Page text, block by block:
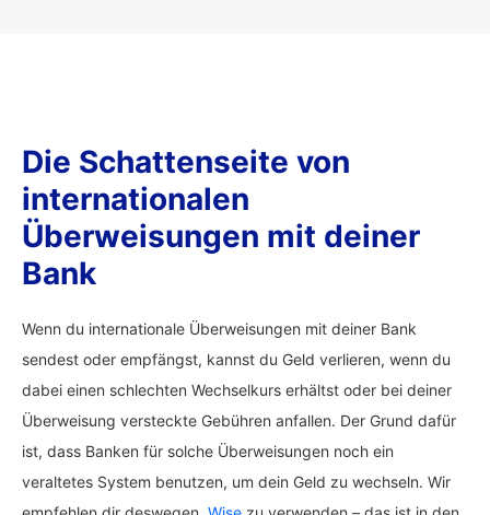
Die Schattenseite von
internationalen
Überweisungen mit deiner
Bank
Wenn du internationale Überweisungen mit deiner Bank
sendest oder empfängst, kannst du Geld verlieren, wenn du
dabei einen schlechten Wechselkurs erhältst oder bei deiner
Überweisung versteckte Gebühren anfallen. Der Grund dafür
ist, dass Banken für solche Überweisungen noch ein
veraltetes System benutzen, um dein Geld zu wechseln. Wir